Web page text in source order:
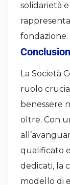
solidarietà
fondazione.
La Società
ruolo
benessere
oltre. Con
qualificato
dedicati, la
modello di